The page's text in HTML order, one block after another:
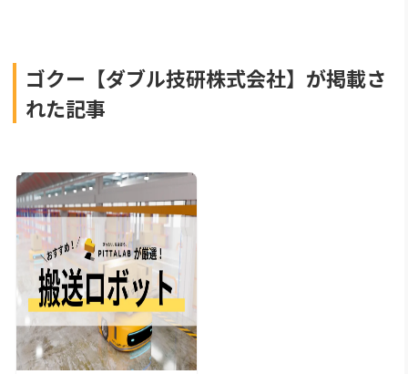
ゴクー【ダブル技研株式会社】が掲載さ
れた記事